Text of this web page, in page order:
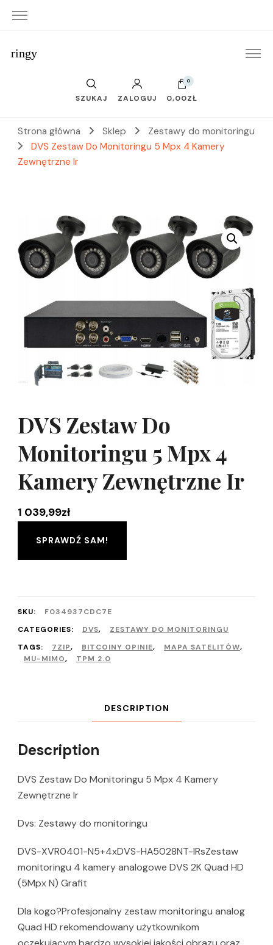
ringy
SZUKAJ ZALOGUJ
0
0,00ZŁ
Strona główna Sklep
Zestawy do monitoringu
DVS Zestaw Do Monitoringu 5 Mpx 4 Kamery
Zewnętrzne Ir
DVS Zestaw Do
Monitoringu 5 Mpx 4
Kamery Zewnętrzne Ir
1 039,99zł
SPRAWDŹ SAM!
SKU:
F034937CDC7E
CATEGORIES:
DVS,
ZESTAWY DO MONITORINGU
TAGS:
7ZIP, BITCOINY OPINIE, MAPA SATELITÓW,
MU-MIMO, TPM 2.0
DESCRIPTION
Description
DVS Zestaw Do Monitoringu 5 Mpx 4 Kamery
Zewnętrzne Ir
Dvs: Zestawy do monitoringu
DVS-XVR0401-N5+4xDVS-HA5028NT-IRsZestaw
monitoringu 4 kamery analogowe DVS 2K Quad HD
(5Mpx N) Grafit
Dla kogo?Profesjonalny zestaw monitoringu analog
Quad HD rekomendowany użytkownikom